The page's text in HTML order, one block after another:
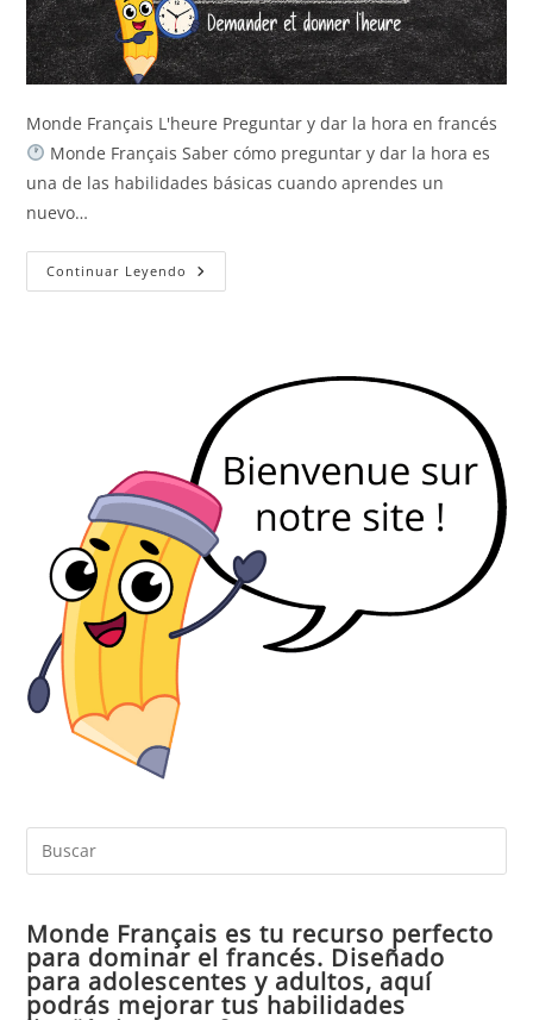
Monde Français L'heure Preguntar y dar la hora en francés
Monde Français Saber cómo preguntar y dar la hora es
una de las habilidades básicas cuando aprendes un
nuevo…
Continuar Leyendo La
Hora
Monde Français es tu recurso perfecto
para dominar el francés. Diseñado
para adolescentes y adultos, aquí
podrás mejorar tus habilidades